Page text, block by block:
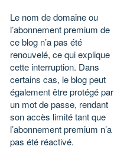
Le nom de domaine ou
l’abonnement premium de
ce blog n’a pas été
renouvelé, ce qui explique
cette interruption. Dans
certains cas, le blog peut
également être protégé par
un mot de passe, rendant
son accès limité tant que
l’abonnement premium n’a
pas été réactivé.